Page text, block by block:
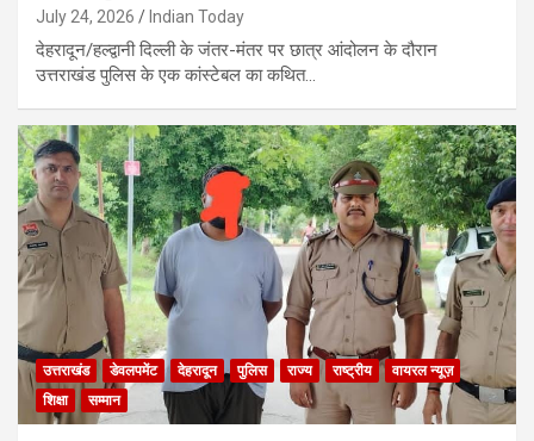
July 24, 2026 Indian Today
देहरादून/हल्द्वानी दिल्ली के जंतर-मंतर पर छात्र आंदोलन के दौरान
उत्तराखंड पुलिस के एक कांस्टेबल का कथित…
उत्तराखंड डेवलपमेंट देहरादून पुलिस राज्य राष्ट्रीय
वायरल न्यूज़
शिक्षा
सम्मान